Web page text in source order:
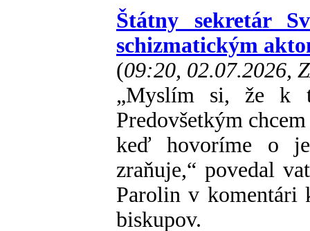
Štátny sekretár
schizmatickým
(09:20, 02.07.2026,
„Myslím si, že k
Predovšetkým
keď hovoríme o
zraňuje,“ povedal
Parolin v komentári
biskupov.